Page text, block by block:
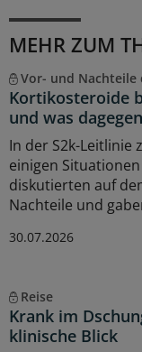
MEHR ZUM
Vor- und Nachteile
Kortikosteroide
und was
In der S2k-Leitlinie
einigen
diskutierten auf
Nachteile und
30.07.2026
Reise
Krank im
klinische Blick